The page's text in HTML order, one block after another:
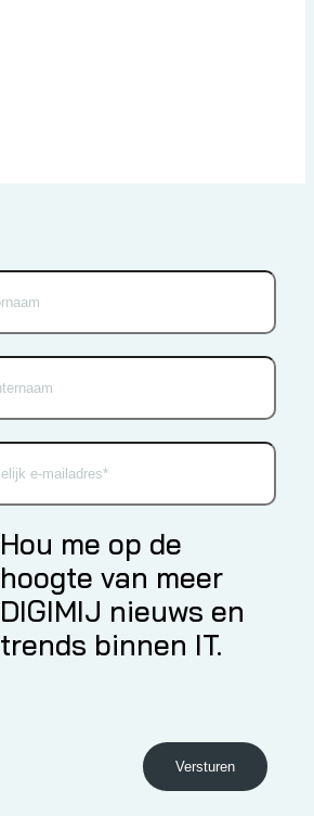
Hou me op de
hoogte van meer
DIGIMIJ nieuws en
trends binnen IT.